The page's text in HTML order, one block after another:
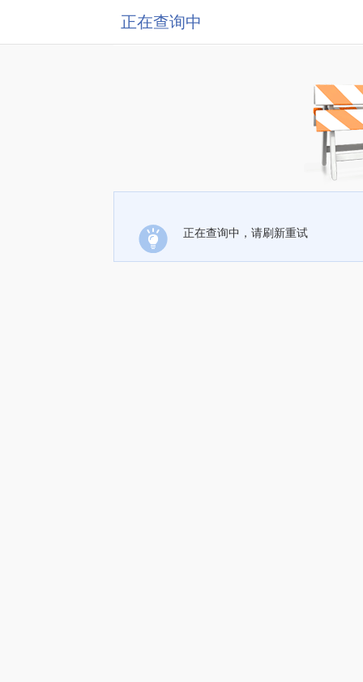
正在查询中
正在查询中，请刷新重试